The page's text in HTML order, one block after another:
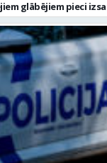
glābējiem pieci